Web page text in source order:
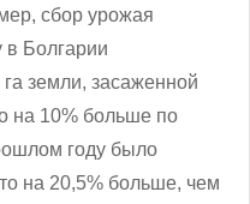
сбор урожая
в Болгарии
земли, засаженной
на 10% больше по
году было
на 20,5% больше, чем